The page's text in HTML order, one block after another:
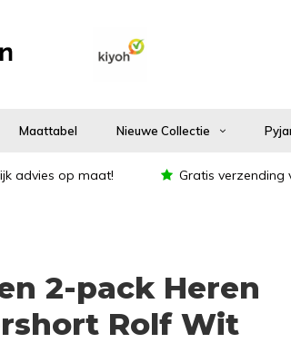
Maattabel Nieuwe Collectie
advies op maat! Gratis verzending
2-pack Heren
Rolf Wit